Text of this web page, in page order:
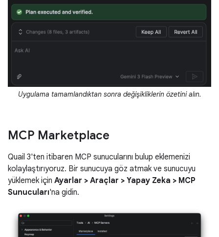
Uygulama tamamlandıktan sonra değişikliklerin özetini alın.
MCP Marketplace
Quail 3'ten itibaren MCP sunucularını bulup eklemenizi
kolaylaştırıyoruz. Bir sunucuya göz atmak ve sunucuyu
yüklemek için Ayarlar > Araçlar > Yapay Zeka > MCP
Sunucuları'na gidin.